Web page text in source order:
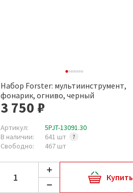
Быстрый просмотр
Набор Forster: мультиинструмент,
фонарик, огниво, черный
3 750 ₽
Артикул:
5PJT-13091.30
В наличии:
641 шт
Свободно:
467 шт
Купить